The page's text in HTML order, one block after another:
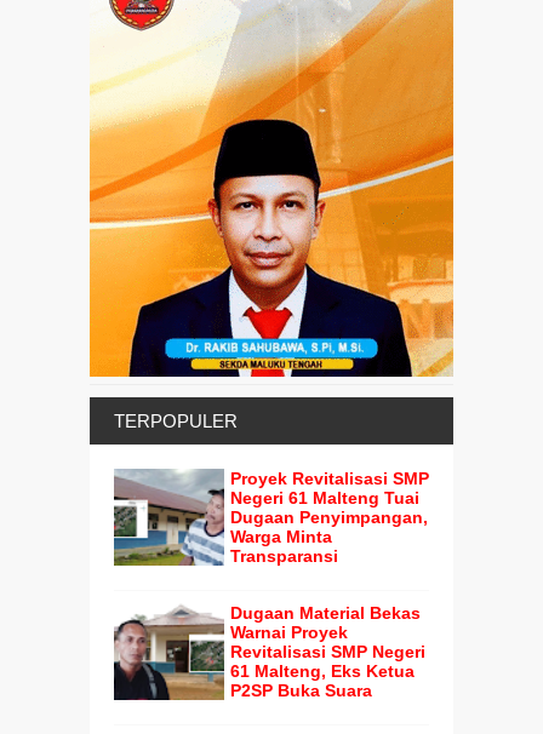
TERPOPULER
Proyek Revitalisasi SMP
Negeri 61 Malteng Tuai
Dugaan Penyimpangan,
Warga Minta
Transparansi
Dugaan Material Bekas
Warnai Proyek
Revitalisasi SMP Negeri
61 Malteng, Eks Ketua
P2SP Buka Suara